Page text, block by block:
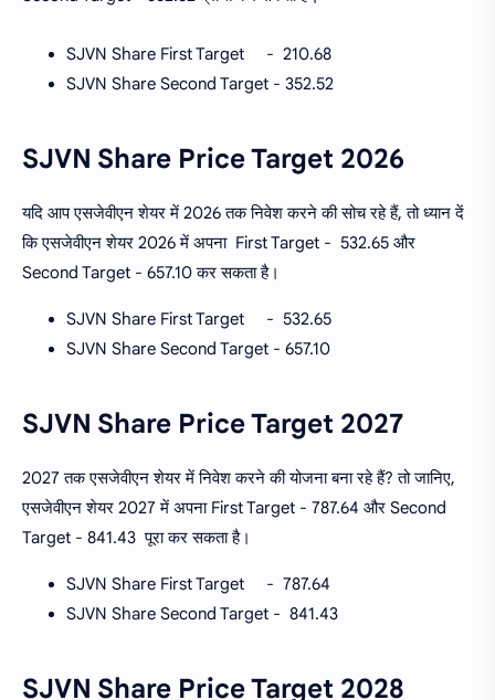
SJVN Share First Target - 210.68
SJVN Share Second Target - 352.52
SJVN Share Price Target 2026
यदि आप एसजेवीएन शेयर में 2026 तक निवेश करने की सोच रहे हैं, तो ध्यान दें
कि एसजेवीएन शेयर 2026 में अपना First Target - 532.65 और
Second Target - 657.10 कर सकता है।
SJVN Share First Target - 532.65
SJVN Share Second Target - 657.10
SJVN Share Price Target 2027
2027 तक एसजेवीएन शेयर में निवेश करने की योजना बना रहे हैं? तो जानिए,
एसजेवीएन शेयर 2027 में अपना First Target - 787.64 और Second
Target - 841.43 पूरा कर सकता है।
SJVN Share First Target - 787.64
SJVN Share Second Target - 841.43
SJVN Share Price Target 2028